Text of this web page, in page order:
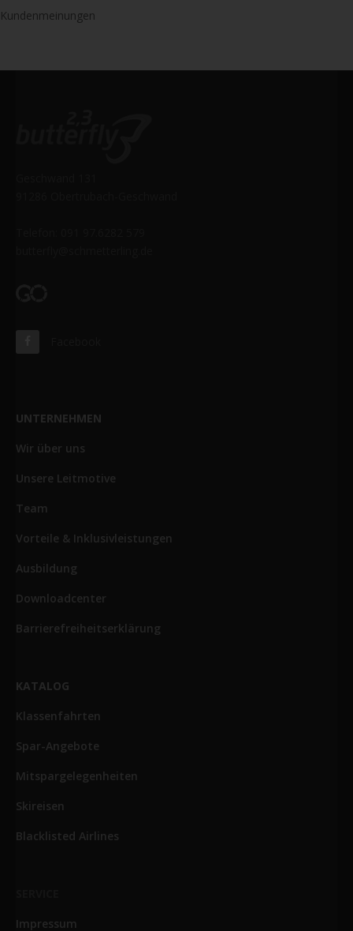
Kundenmeinungen
UNTERNEHMEN
Wir über uns
Unsere Leitmotive
Team
Vorteile & Inklusivleistungen
Ausbildung
Downloadcenter
Barrierefreiheitserklärung
KATALOG
Klassenfahrten
Spar-Angebote
Mitspargelegenheiten
Skireisen
Blacklisted Airlines
Impressum